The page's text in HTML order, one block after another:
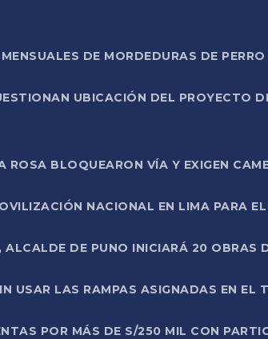
DE MORDEDURAS DE
UBICACIÓN DEL PROYECTO
BLOQUEARON VÍA Y EXIGEN
NACIONAL EN LIMA PARA
DE PUNO INICIARÁ 20 OBRAS
USAR LAS RAMPAS ASIGNADAS EN EL
POR MÁS DE S/250 MIL CON